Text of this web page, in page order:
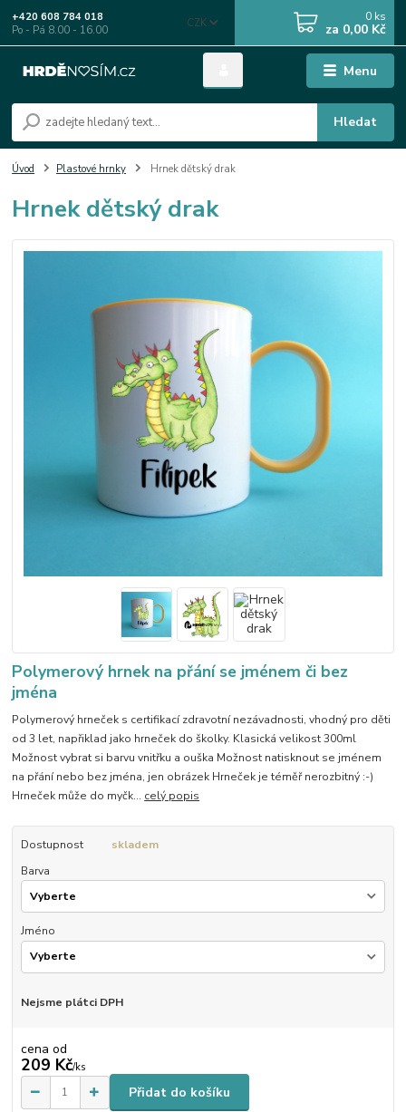
Menu
CZK
Hledat
+420 608 784 018
Po - Pá 8.00 - 16.00
0 ks
za 0,00 Kč
Úvod Plastové hrnky Hrnek dětský drak
Hrnek dětský drak
Polymerový hrnek na přání se jménem či bez
jména
Polymerový hrneček s certifikací zdravotní nezávadnosti, vhodný pro děti
od 3 let, napřiklad jako hrneček do školky. Klasická velikost 300ml
Možnost vybrat si barvu vnitřku a ouška Možnost natisknout se jménem
na přání nebo bez jména, jen obrázek Hrneček je téměř nerozbitný :-)
Hrneček může do myčk... celý popis
Dostupnost
skladem
Barva
Jméno
Nejsme plátci DPH
cena od
209 Kč/ks
Přidat do košíku